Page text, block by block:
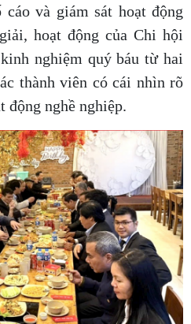
và giám sát hoạt động
hoạt động của Chi hội
nghiệm quý báu từ hai
thành viên có cái nhìn rõ
động nghề nghiệp.